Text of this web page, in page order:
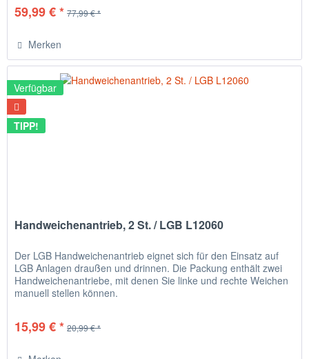
59,99 € * 77,99 € *
Merken
Verfügbar
TIPP!
Handweichenantrieb, 2 St. / LGB L12060
Der LGB Handweichenantrieb eignet sich für den Einsatz auf
LGB Anlagen draußen und drinnen. Die Packung enthält zwei
Handweichenantriebe, mit denen Sie linke und rechte Weichen
manuell stellen können.
15,99 € * 20,99 € *